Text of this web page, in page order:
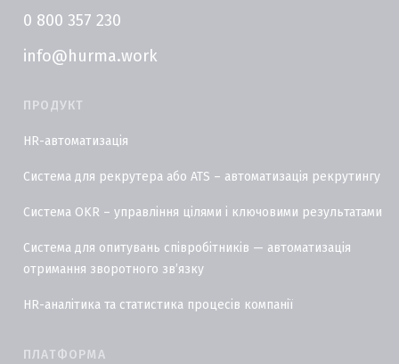
0 800 357 230
info@hurma.work
ПРОДУКТ
HR-автоматизація
Система для рекрутера або ATS – автоматизація рекрутингу
Система OKR – управління цілями і ключовими результатами
Система для опитувань співробітників — автоматизація
отримання зворотного звʼязку
HR-аналітика та статистика процесів компанії
ПЛАТФОРМА